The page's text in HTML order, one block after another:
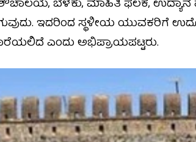
ಶೌಚಾಲಯ, ಬೆಳಕು, ಮಾಹಿತಿ ಫಲಕ,
ಇದರಿಂದ ಸ್ಥಳೀಯ ಯುವಕರಿಗೆ
ಎಂದು ಅಭಿಪ್ರಾಯಪಟ್ಟರು.